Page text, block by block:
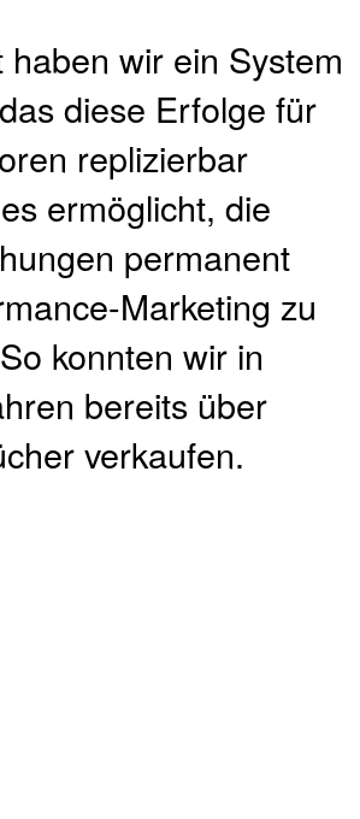
haben wir ein System
diese Erfolge für
replizierbar
ermöglicht, die
permanent
Marketing zu
konnten wir in
bereits über
verkaufen.